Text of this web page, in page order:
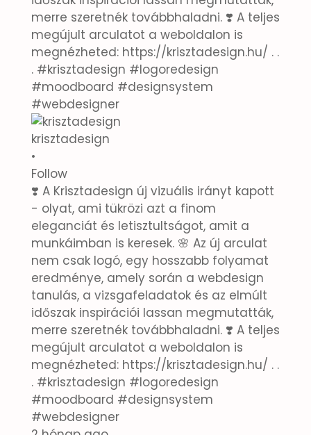
krisztadesign
•
Follow
❣️ A Krisztadesign új vizuális irányt kapott
- olyat, ami tükrözi azt a finom
eleganciát és letisztultságot, amit a
munkáimban is keresek. 🌸 Az új arculat
nem csak logó, egy hosszabb folyamat
eredménye, amely során a webdesign
tanulás, a vizsgafeladatok és az elmúlt
időszak inspirációi lassan megmutatták,
merre szeretnék továbbhaladni. ❣️ A teljes
megújult arculatot a weboldalon is
megnézheted: https://krisztadesign.hu/ . .
. #krisztadesign #logoredesign
#moodboard #designsystem
#webdesigner